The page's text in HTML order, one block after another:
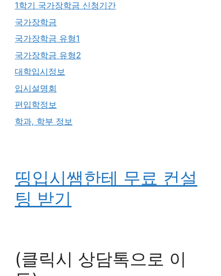
1학기 국가장학금 신청기간
국가장학금
국가장학금 유형1
국가장학금 유형2
대학입시정보
입시설명회
편입학정보
학과, 학부 정보
띵입시쌤한테 무료 컨설
팅 받기
(클릭시 상담톡으로 이